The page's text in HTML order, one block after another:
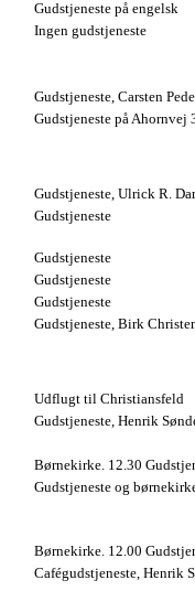
Gudstjeneste på engelsk
Ingen gudstjeneste
Gudstjeneste, Carsten
Gudstjeneste på Ahornvej
Gudstjeneste, Ulrick R.
Gudstjeneste
Gudstjeneste
Gudstjeneste
Gudstjeneste
Gudstjeneste, Birk
Udflugt til Christiansfeld
Gudstjeneste, Henrik
Børnekirke. 12.30
Gudstjeneste og
Børnekirke. 12.00
Cafégudstjeneste, Henrik